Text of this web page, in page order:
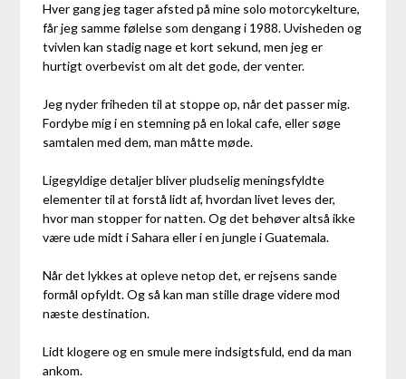
Hver gang jeg tager afsted på mine solo motorcykelture,
får jeg samme følelse som dengang i 1988. Uvisheden og
tvivlen kan stadig nage et kort sekund, men jeg er
hurtigt overbevist om alt det gode, der venter.
Jeg nyder friheden til at stoppe op, når det passer mig.
Fordybe mig i en stemning på en lokal cafe, eller søge
samtalen med dem, man måtte møde.
Ligegyldige detaljer bliver pludselig meningsfyldte
elementer til at forstå lidt af, hvordan livet leves der,
hvor man stopper for natten. Og det behøver altså ikke
være ude midt i Sahara eller i en jungle i Guatemala.
Når det lykkes at opleve netop det, er rejsens sande
formål opfyldt. Og så kan man stille drage videre mod
næste destination.
Lidt klogere og en smule mere indsigtsfuld, end da man
ankom.